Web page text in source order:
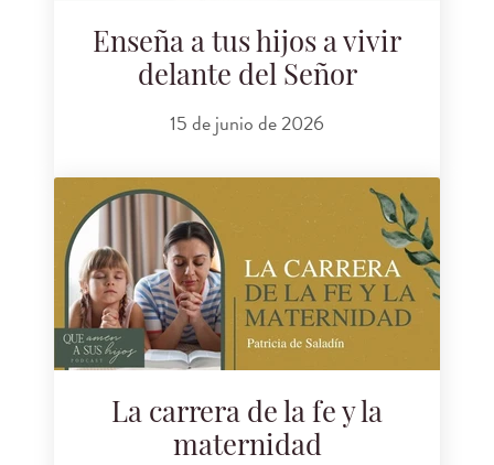
Enseña a tus hijos a vivir
delante del Señor
15 de junio de 2026
La carrera de la fe y la
maternidad